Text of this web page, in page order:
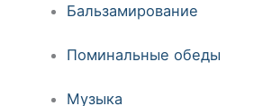
Бальзамирование
Поминальные обеды
Музыка